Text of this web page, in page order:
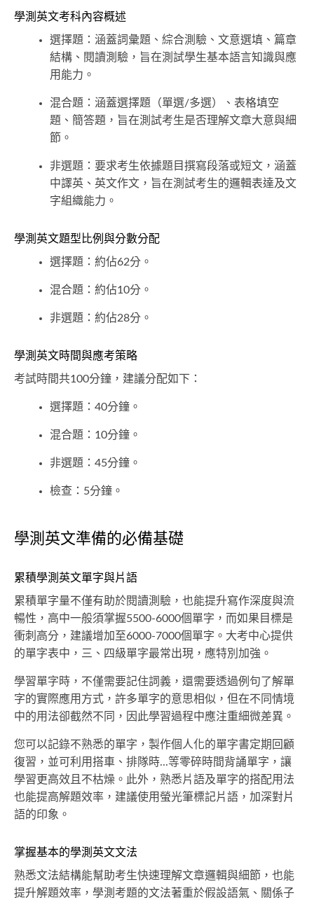
學測英文考科內容概述
選擇題：涵蓋詞彙題、綜合測驗、文意選填、篇章
結構、閱讀測驗，旨在測試學生基本語言知識與應
用能力。
混合題：涵蓋選擇題（單選/多選）、表格填空
題、簡答題，旨在測試考生是否理解文章大意與細
節。
非選題：要求考生依據題目撰寫段落或短文，涵蓋
中譯英、英文作文，旨在測試考生的邏輯表達及文
字組織能力。
學測英文題型比例與分數分配
選擇題：約佔62分。
混合題：約佔10分。
非選題：約佔28分。
學測英文時間與應考策略
考試時間共100分鐘，建議分配如下：
選擇題：40分鐘。
混合題：10分鐘。
非選題：45分鐘。
檢查：5分鐘。
學測英文準備的必備基礎
累積學測英文單字與片語
累積單字量不僅有助於閱讀測驗，也能提升寫作深度與流
暢性，高中一般須掌握5500-6000個單字，而如果目標是
衝刺高分，建議增加至6000-7000個單字。大考中心提供
的單字表中，三、四級單字最常出現，應特別加強。
學習單字時，不僅需要記住詞義，還需要透過例句了解單
字的實際應用方式，許多單字的意思相似，但在不同情境
中的用法卻截然不同，因此學習過程中應注重細微差異。
您可以記錄不熟悉的單字，製作個人化的單字書定期回顧
復習，並可利用搭車、排隊時...等零碎時間背誦單字，讓
學習更高效且不枯燥。此外，熟悉片語及單字的搭配用法
也能提高解題效率，建議使用螢光筆標記片語，加深對片
語的印象。
掌握基本的學測英文文法
熟悉文法結構能幫助考生快速理解文章邏輯與細節，也能
提升解題效率，學測考題的文法著重於假設語氣、關係子